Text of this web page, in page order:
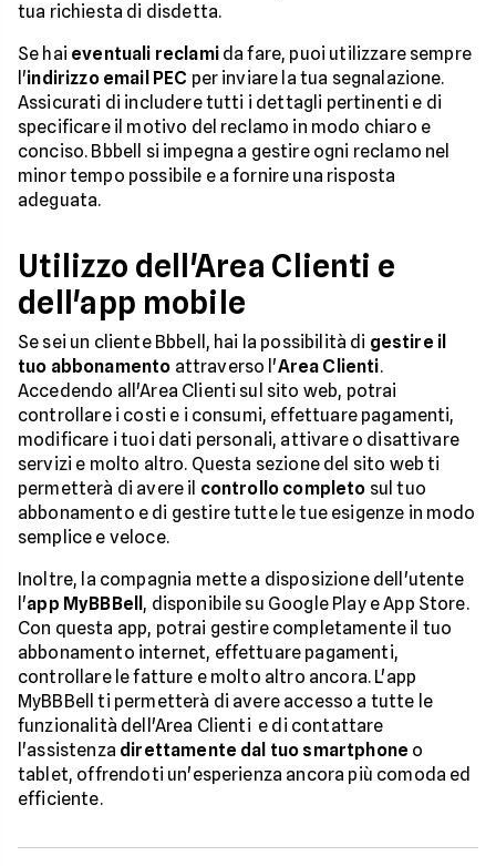
tua richiesta di disdetta.
Se hai eventuali reclamida fare, puoi utilizzare sempre
l'indirizzo email PEC per inviare la tua segnalazione.
Assicurati di includere tutti i dettagli pertinenti e di
specificare il motivo del reclamo in modo chiaro e
conciso. Bbbell si impegna a gestire ogni reclamo nel
minor tempo possibile e a fornire una risposta
adeguata.
Utilizzo dell'Area Clienti e
dell'app mobile
Se sei un cliente Bbbell, hai la possibilità di gestire il
tuo abbonamento attraverso l'Area Clienti.
Accedendo all'Area Clienti sul sito web, potrai
controllare i costi e i consumi, effettuare pagamenti,
modificare i tuoi dati personali, attivare o disattivare
servizi e molto altro. Questa sezione del sito web ti
permetterà di avere il controllo completo sul tuo
abbonamento e di gestire tutte le tue esigenze in modo
semplice e veloce.
Inoltre, la compagnia mette a disposizione dell'utente
l'app MyBBBell , disponibile su Google Play e App Store.
Con questa app, potrai gestire completamente il tuo
abbonamento internet, effettuare pagamenti,
controllare le fatture e molto altro ancora. L'app
MyBBBell ti permetterà di avere accesso a tutte le
funzionalità dell'Area Clienti e di contattare
l'assistenza direttamente dal tuo smartphone o
tablet, offrendoti un'esperienza ancora più comoda ed
efficiente.